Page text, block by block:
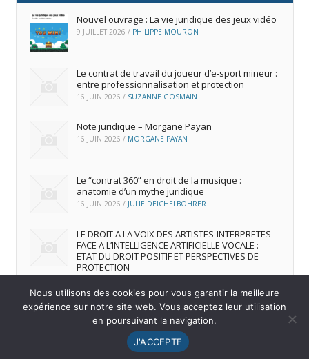
Nouvel ouvrage : La vie juridique des jeux vidéo
9 JUILLET 2026 / PHILIPPE MOURON
Le contrat de travail du joueur d’e‑sport mineur :
entre professionnalisation et protection
16 JUIN 2026 / SUZANNE GOSMAIN
Note juridique – Morgane Payan
16 JUIN 2026 / MORGANE PAYAN
Le “contrat 360” en droit de la musique :
anatomie d’un mythe juridique
16 JUIN 2026 / JULIE DEICHELBOHRER
LE DROIT A LA VOIX DES ARTISTES-INTERPRETES
FACE A L’INTELLIGENCE ARTIFICIELLE VOCALE :
ETAT DU DROIT POSITIF ET PERSPECTIVES DE
PROTECTION
IREDIC-Mentions Légales
Nous utilisons des cookies pour vous garantir la meilleure
expérience sur notre site web. Vous acceptez leur utilisation
en poursuivant la navigation.
J'ACCEPTE